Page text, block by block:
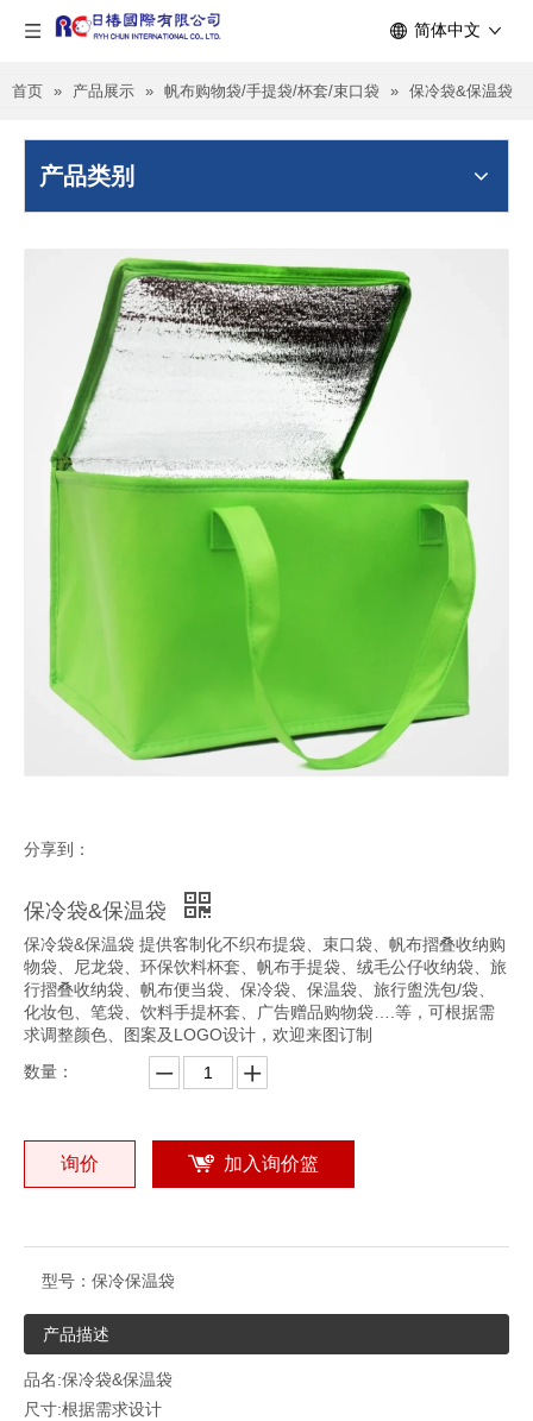
简体中文
首页 » 产品展示 » 帆布购物袋/手提袋/杯套/束口袋 » 保冷袋&保温袋
产品类别
分享到：
保冷袋&保温袋
保冷袋&保温袋 提供客制化不织布提袋、束口袋、帆布摺叠收纳购
物袋、尼龙袋、环保饮料杯套、帆布手提袋、绒毛公仔收纳袋、旅
行摺叠收纳袋、帆布便当袋、保冷袋、保温袋、旅行盥洗包/袋、
化妆包、笔袋、饮料手提杯套、广告赠品购物袋….等，可根据需
求调整颜色、图案及LOGO设计，欢迎来图订制
数量：
询价 加入询价篮
型号： 保冷保温袋
产品描述
品名:保冷袋&保温袋
尺寸:根据需求设计